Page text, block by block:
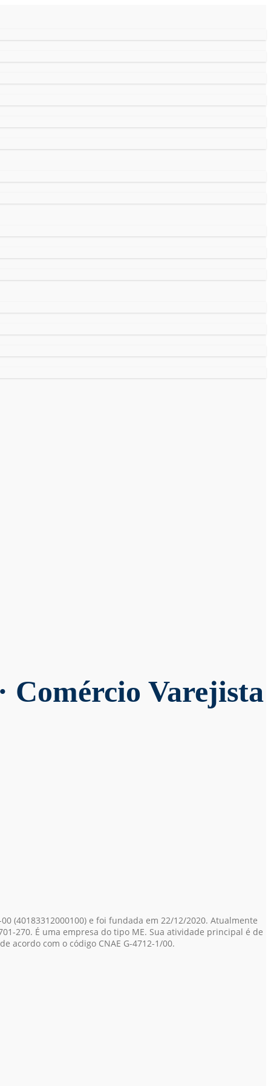
Comércio Varejista
(40183312000100) e foi fundada em 22/12/2020. Atualmente
270. É uma empresa do tipo ME. Sua atividade principal é de
acordo com o código CNAE G-4712-1/00.